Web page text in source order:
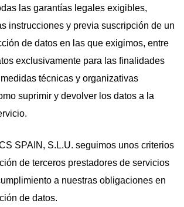
las garantías legales exigibles,
instrucciones y previa suscripción de un
de datos en las que exigimos, entre
exclusivamente para las finalidades
técnicas y organizativas
suprimir y devolver los datos a la
SPAIN, S.L.U. seguimos unos criterios
de terceros prestadores de servicios
a nuestras obligaciones en
de datos.